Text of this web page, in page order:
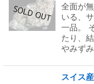
全面が
いる、
一品。
たり、
やみず
スイス